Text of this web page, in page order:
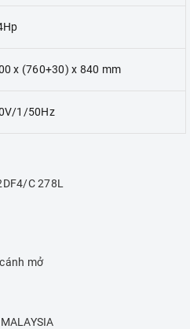
x (760+30) x 840 mm
1/50Hz
C 278L
mở